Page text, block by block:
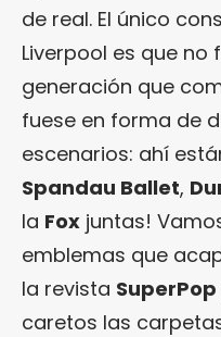
de real. El único
Liverpool es que no
generación que
fuese en forma de
escenarios: ahí
Spandau Ballet,
la Fox juntas!
emblemas que
la revista SuperPop
caretos las